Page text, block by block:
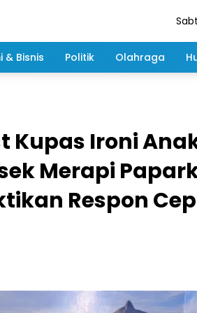
& Bisnis Politik Olahraga
Kupas Ironi
Merapi
Respon